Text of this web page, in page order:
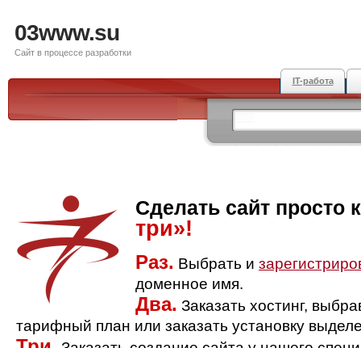
03www.su
Сайт в процессе разработки
IT-работа
Сделать сайт просто
три»!
Раз. Выбрать и
доменное имя.
Два. Заказать хостинг,
тарифный план или заказать установку